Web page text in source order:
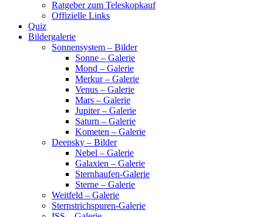
Ratgeber zum Teleskopkauf
Offizielle Links
Quiz
Bildergalerie
Sonnensystem – Bilder
Sonne – Galerie
Mond – Galerie
Merkur – Galerie
Venus – Galerie
Mars – Galerie
Jupiter – Galerie
Saturn – Galerie
Kometen – Galerie
Deepsky – Bilder
Nebel – Galerie
Galaxien – Galerie
Sternhaufen-Galerie
Sterne – Galerie
Weitfeld – Galerie
Sternstrichspuren-Galerie